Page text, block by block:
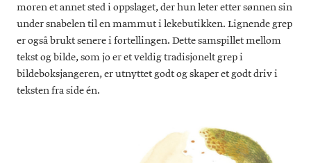
moren et annet sted i oppslaget, der hun leter etter sønnen sin
under snabelen til en mammut i lekebutikken. Lignende grep
er også brukt senere i fortellingen. Dette samspillet mellom
tekst og bilde, som jo er et veldig tradisjonelt grep i
bildeboksjangeren, er utnyttet godt og skaper et godt driv i
teksten fra side én.